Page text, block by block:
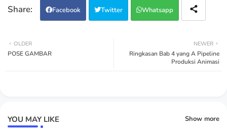
Facebook Twitter Whatsapp
NEWER
Ringkasan Bab 4 yang A Pipeline
Produksi Animasi
OLDER
POSE GAMBAR
YOU MAY LIKE Show more